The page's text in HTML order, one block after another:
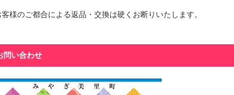
客様のご都合による返品・交換は硬くお断りいたします。
問い合わせ